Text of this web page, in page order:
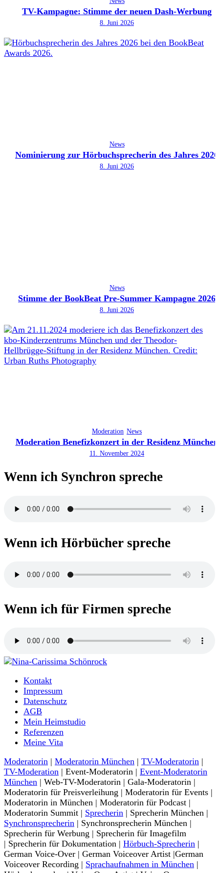
TV-Kampagne: Stimme der neuen Dash-Werbung
8. Juni 2026
News
Nominierung zur Hörbuchsprecherin des Jahres 2026
8. Juni 2026
News
Stimme der BookBeat Pre-Summer Kampagne 2026
8. Juni 2026
Moderation News
Moderation Benefizkonzert in der Residenz München
11. November 2024
Wenn ich Synchron spreche
Wenn ich Hörbücher spreche
Wenn ich für Firmen spreche
Nina-Carissima Schönrock
Moderatorin und Sprecherin
Kontakt
Impressum
Datenschutz
AGB
Mein Heimstudio
Referenzen
Meine Vita
Moderatorin | Moderatorin München | TV-Moderatorin |
TV-Moderation | Event-Moderatorin | Event-Moderatorin
München | Web-TV-Moderatorin | Gala-Moderatorin |
Moderatorin für Preisverleihung | Moderatorin für Events |
Moderatorin in München | Moderatorin für Podcast |
Moderatorin Summit | Sprecherin | Sprecherin München |
Synchronsprecherin | Synchronsprecherin München |
Sprecherin für Werbung | Sprecherin für Imagefilm
| Sprecherin für Dokumentation | Hörbuch-Sprecherin |
German Voice-Over | German Voiceover Artist |German
Voiceover Recording | Sprachaufnahmen in München |